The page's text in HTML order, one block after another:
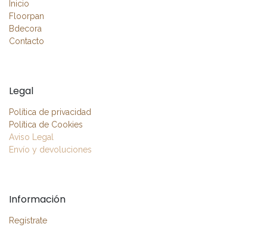
Inicio
Floorpan
Bdecora
Contacto
Legal
Política de privacidad
Política de Cookies
Aviso Legal
Envío y devoluciones
Información
Regístrate